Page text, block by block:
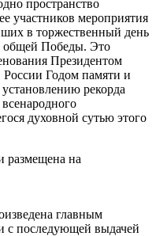
пространство
участников мероприятия
в торжественный день
общей Победы. Это
Президентом
Годом памяти и
рекорда
духовной сутью этого
размещена на
главным
с последующей выдачей